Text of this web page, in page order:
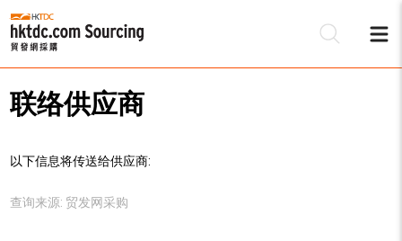
联络供应商
以下信息将传送给供应商:
查询来源: 贸发网采购